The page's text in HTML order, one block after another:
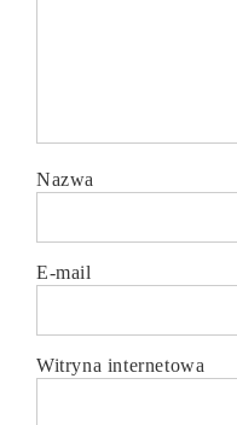
Nazwa
E-mail
Witryna internetowa